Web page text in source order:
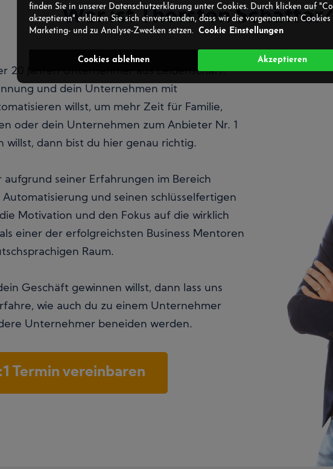
Wer ist Thorsten
20 Jahren Unternehmer aus Leidenschaft.
und dein Unternehmen mit
willst, um mehr Zeit für Familie,
oder dein Unternehmen zum Anbieter Nr. 1
willst, dann bist du hier genau richtig.
seiner Erfahrungen im Bereich
und seinen schlüsselfertigen
Motivation und den Fokus auf die wirklich
einer der erfolgreichsten Business Mentoren
Raum.
Geschäft gewinnen willst, dann lass uns
wie auch du zu einem Unternehmer
Unternehmer beneiden werden.
Termin vereinbaren
finden Sie in unserer Datenschutzerklärung unter Cookies. Durch klicken auf
akzeptieren" erklären Sie sich einverstanden, dass wir die vorgenannten Cookies
Marketing- und zu Analyse-Zwecken setzen. Cookie Einstellungen
Cookies ablehnen Akzeptieren